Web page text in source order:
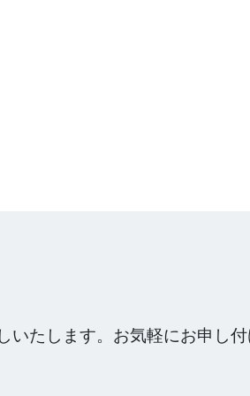
たします。お気軽にお申し付